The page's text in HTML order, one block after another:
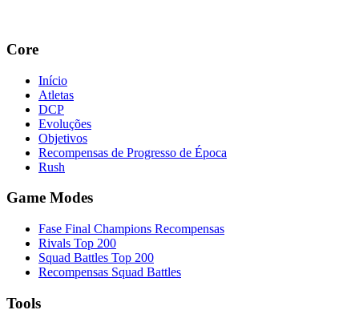
Core
Início
Atletas
DCP
Evoluções
Objetivos
Recompensas de Progresso de Época
Rush
Game Modes
Fase Final Champions Recompensas
Rivals Top 200
Squad Battles Top 200
Recompensas Squad Battles
Tools